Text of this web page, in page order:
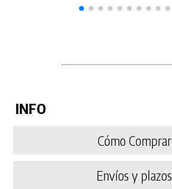
INFO
Cómo Comprar
Envíos y plazos